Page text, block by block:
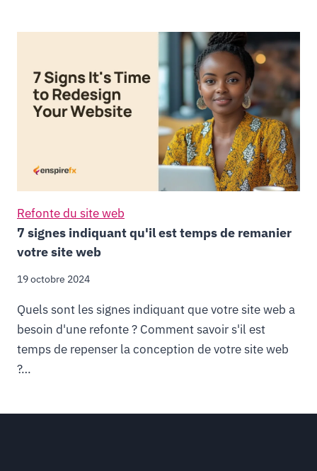
Refonte du site web
7 signes indiquant qu'il est temps de remanier
votre site web
19 octobre 2024
Quels sont les signes indiquant que votre site web a
besoin d'une refonte ? Comment savoir s'il est
temps de repenser la conception de votre site web
?…